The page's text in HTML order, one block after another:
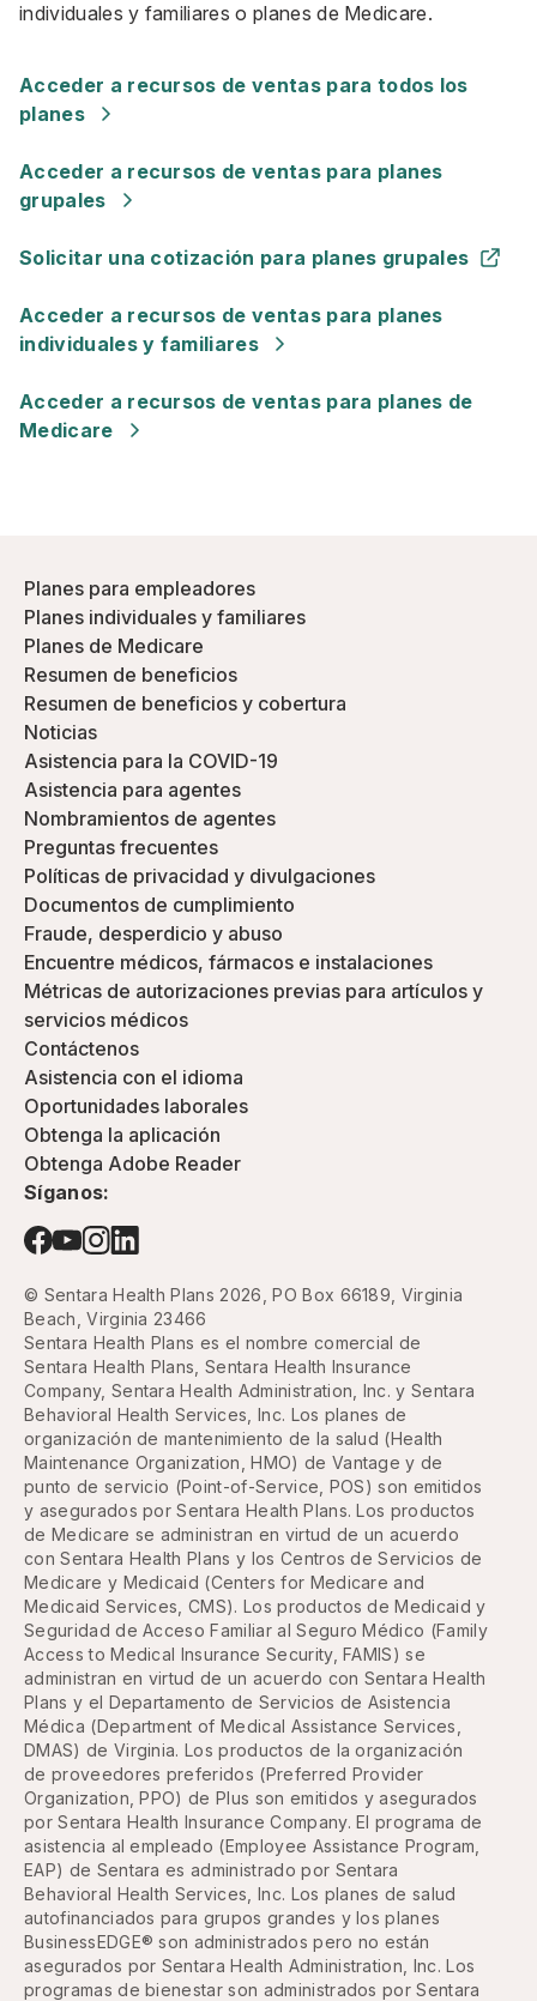
individuales y familiares o planes de Medicare.
Acceder a recursos de ventas para todos los
planes
Acceder a recursos de ventas para planes
grupales
Solicitar una cotización para planes grupales
Acceder a recursos de ventas para planes
individuales y familiares
Acceder a recursos de ventas para planes de
Medicare
Planes para empleadores
Planes individuales y familiares
Planes de Medicare
Resumen de beneficios
Resumen de beneficios y cobertura
Noticias
Asistencia para la COVID-19
Asistencia para agentes
Nombramientos de agentes
Preguntas frecuentes
Políticas de privacidad y divulgaciones
Documentos de cumplimiento
Fraude, desperdicio y abuso
Encuentre médicos, fármacos e instalaciones
Métricas de autorizaciones previas para artículos y
servicios médicos
Contáctenos
Asistencia con el idioma
Oportunidades laborales
Obtenga la aplicación
Obtenga Adobe Reader
Síganos:
© Sentara Health Plans 2026, PO Box 66189, Virginia
Beach, Virginia 23466
Sentara Health Plans es el nombre comercial de
Sentara Health Plans, Sentara Health Insurance
Company, Sentara Health Administration, Inc. y Sentara
Behavioral Health Services, Inc. Los planes de
organización de mantenimiento de la salud (Health
Maintenance Organization, HMO) de Vantage y de
punto de servicio (Point-of-Service, POS) son emitidos
y asegurados por Sentara Health Plans. Los productos
de Medicare se administran en virtud de un acuerdo
con Sentara Health Plans y los Centros de Servicios de
Medicare y Medicaid (Centers for Medicare and
Medicaid Services, CMS). Los productos de Medicaid y
Seguridad de Acceso Familiar al Seguro Médico (Family
Access to Medical Insurance Security, FAMIS) se
administran en virtud de un acuerdo con Sentara Health
Plans y el Departamento de Servicios de Asistencia
Médica (Department of Medical Assistance Services,
DMAS) de Virginia. Los productos de la organización
de proveedores preferidos (Preferred Provider
Organization, PPO) de Plus son emitidos y asegurados
por Sentara Health Insurance Company. El programa de
asistencia al empleado (Employee Assistance Program,
EAP) de Sentara es administrado por Sentara
Behavioral Health Services, Inc. Los planes de salud
autofinanciados para grupos grandes y los planes
BusinessEDGE® son administrados pero no están
asegurados por Sentara Health Administration, Inc. Los
programas de bienestar son administrados por Sentara